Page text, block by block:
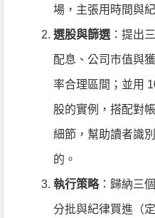
場，主張用時間與
選股與篩選 ：提出
配息、公司市值與
率合理區間；並用
股的實例，搭配對
細節，幫助讀者識
的。
執行策略：歸納三
分批與紀律買進（